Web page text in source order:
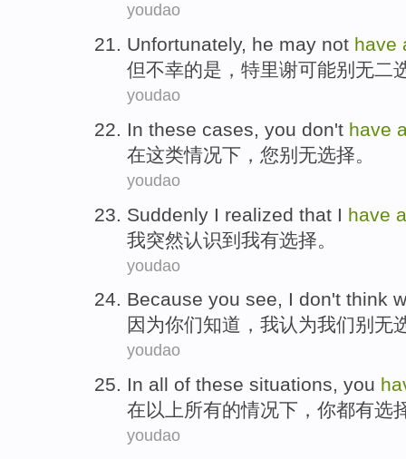
youdao
Unfortunately, he may not have
但不幸的是，特里谢可能别 无二
youdao
In these cases, you don't have
在这类情况下 ， 您别无选择。
youdao
Suddenly I realized that I have
我突然认识到我有选择。
youdao
Because you see, I don't think
因为你们知道 ， 我认为我们别无
youdao
In all of these situations, you
在以上所有的情况下 ， 你都有选
youdao